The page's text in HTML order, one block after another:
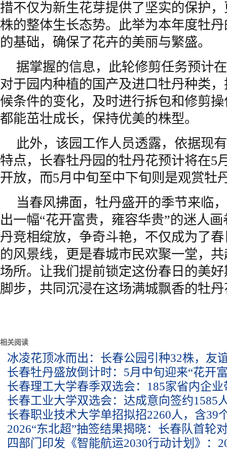
措不仅为新生花芽提供了坚实的保护
株的整体生长态势。此举为本年度牡
的基础，确保了花卉的美丽与繁盛。
据掌握的信息，此轮修剪任务预计
对于园内种植的国产及进口牡丹种类
候条件的变化，及时进行拆包和修剪
都能茁壮成长，保持优美的株型。
此外，该园工作人员透露，依据现
特点，长春牡丹园的牡丹花预计将在5
开放，而5月中旬至中下旬则是观赏牡
当春风拂面，牡丹盛开的季节来临
出一幅“花开富贵，雍容华贵”的迷人
丹竞相绽放，争奇斗艳，不仅成为了
的风景线，更是春城市民欢聚一堂，
场所。让我们提前锁定这份春日的美
脚步，共同沉浸在这场满城飘香的牡
相关阅读
冰凌花顶冰而出：长春公园引种32株，友
长春牡丹盛放倒计时：5月中旬迎来“花开
长春理工大学春季双选会：185家省内企
长春工业大学双选会：达成意向签约1585
长春职业技术大学单招拟招2260人，含39
2026“东北超”抽签结果揭晓：长春队首轮
四部门印发《智能航运2030行动计划》：